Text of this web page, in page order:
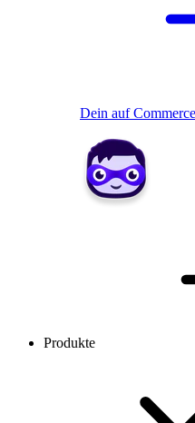
Dein auf
Produkte